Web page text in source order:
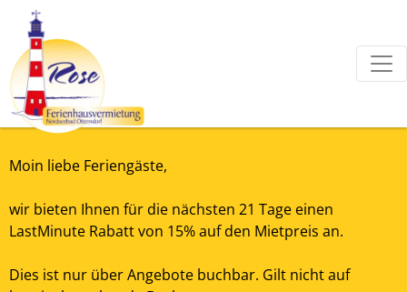
Moin liebe Feriengäste,
wir bieten Ihnen für die nächsten 21 Tage einen
LastMinute Rabatt von 15% auf den Mietpreis an.
Dies ist nur über Angebote buchbar. Gilt nicht auf